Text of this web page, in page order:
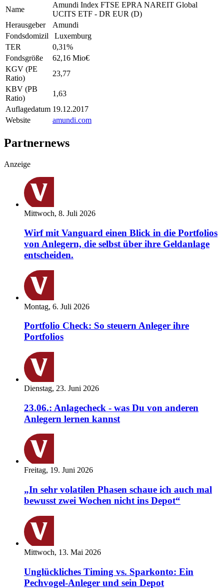
Name
Amundi Index FTSE EPRA NAREIT Global
UCITS ETF - DR EUR (D)
Herausgeber
Amundi
Fondsdomizil
Luxemburg
TER
0,31%
Fondsgröße
62,16 Mio€
KGV (PE
Ratio)
23,77
KBV (PB
Ratio)
1,63
Auflagedatum 19.12.2017
Website
amundi.com
Partnernews
Anzeige
Mittwoch, 8. Juli 2026
Wirf mit Vanguard einen Blick in die Portfolios
von Anlegern, die selbst über ihre Geldanlage
entscheiden.
Montag, 6. Juli 2026
Portfolio Check: So steuern Anleger ihre
Portfolios
Dienstag, 23. Juni 2026
23.06.: Anlagecheck - was Du von anderen
Anlegern lernen kannst
Freitag, 19. Juni 2026
„In sehr volatilen Phasen schaue ich auch mal
bewusst zwei Wochen nicht ins Depot“
Mittwoch, 13. Mai 2026
Unglückliches Timing vs. Sparkonto: Ein
Pechvogel-Anleger und sein Depot